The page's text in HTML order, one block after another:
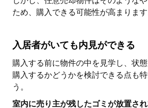
ため、購入できる可能性が高まります
入居者がいても内見ができる
購入する前に物件の中を見学し、状
購入するかどうかを検討できる点も
う。
室内に売り主が残したゴミが放置さ